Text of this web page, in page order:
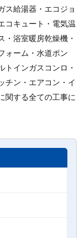
ス給湯器・エコジョ
コキュート・電気温
・浴室暖房乾燥機・
ォーム・水道ポン
トインガスコンロ・
チン・エアコン・イ
関する全ての工事に